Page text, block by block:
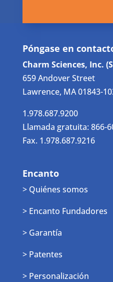
Póngase en
Charm Sciences, Inc.
659 Andover Street
Lawrence, MA 01843-
1.978.687.9200
Llamada gratuita: 866-
Fax. 1.978.687.9216
Encanto
> Quiénes somos
> Encanto Fundadores
> Garantía
> Patentes
> Personalización